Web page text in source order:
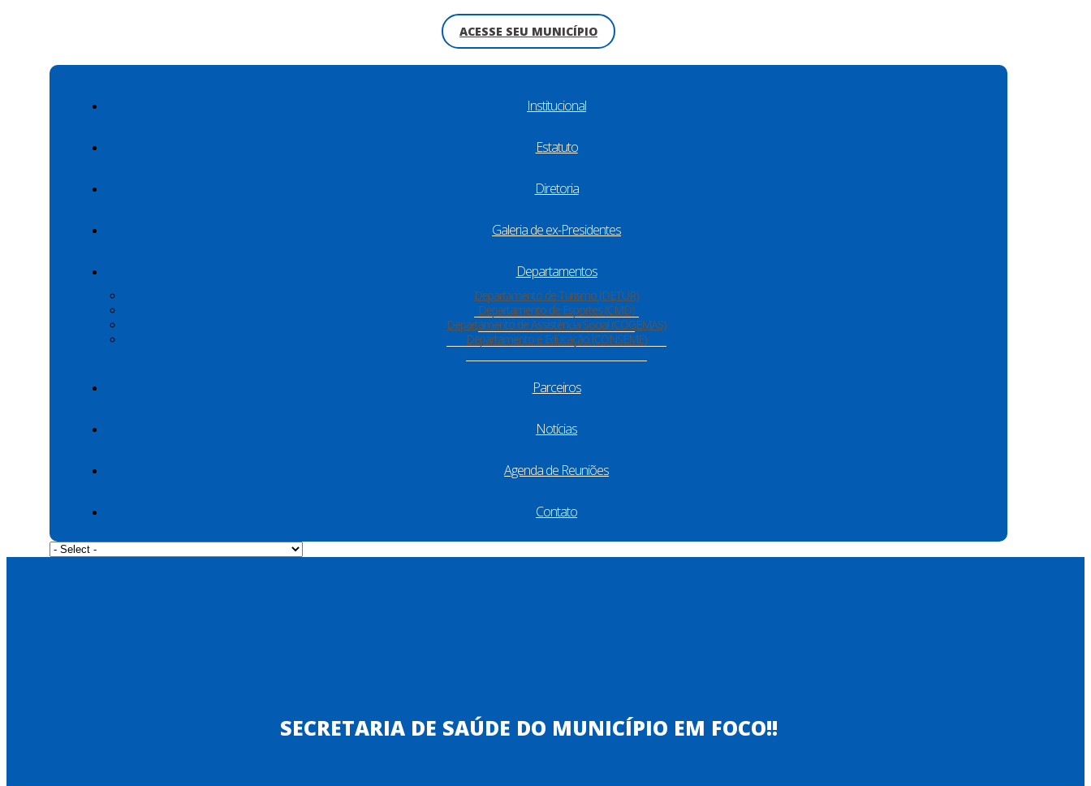
ACESSE SEU MUNICÍPIO
Institucional
Estatuto
Diretoria
Galeria de ex-Presidentes
Departamentos
Departamento de Turismo (DETUR)
Departamento de Esportes (CMD)
Departamento de Assistência Social (COGEMAS)
Departamento e Educação (CONSEME)
Parceiros
Notícias
Agenda de Reuniões
Contato
SECRETARIA DE SAÚDE DO MUNICÍPIO EM FOCO!!